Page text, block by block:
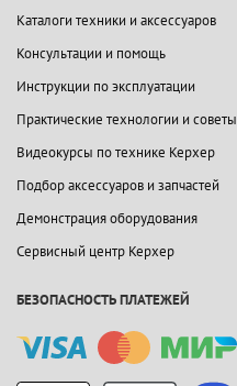
Каталоги техники и аксессуаров
Консультации и помощь
Инструкции по эксплуатации
Практические технологии и советы
Видеокурсы по технике Керхер
Подбор аксессуаров и запчастей
Демонстрация оборудования
Сервисный центр Керхер
БЕЗОПАСНОСТЬ ПЛАТЕЖЕЙ